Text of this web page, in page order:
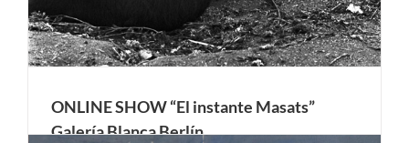
ONLINE SHOW “El instante Masats”
Galería Blanca Berlín.